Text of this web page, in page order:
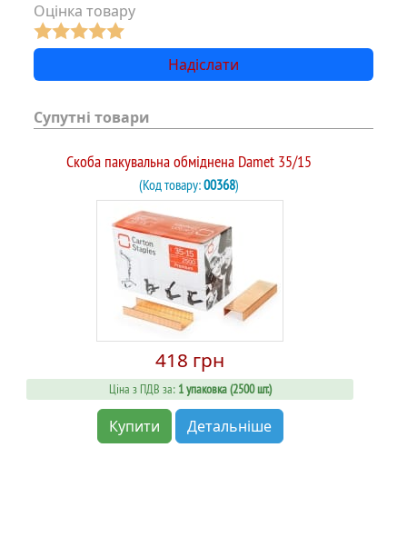
Оцінка товару
Супутні товари
Скоба пакувальна обміднена Damet 35/15
(Код товару:00368)
418 грн
Ціна з ПДВ за: 1 упаковка (2500 шт.)
Купити Детальніше